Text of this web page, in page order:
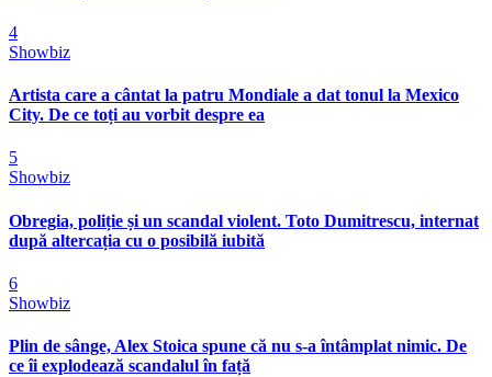
4
Showbiz
Artista care a cântat la patru Mondiale a dat tonul la Mexico
City. De ce toți au vorbit despre ea
5
Showbiz
Obregia, poliție și un scandal violent. Toto Dumitrescu, internat
după altercația cu o posibilă iubită
6
Showbiz
Plin de sânge, Alex Stoica spune că nu s-a întâmplat nimic. De
ce îi explodează scandalul în față